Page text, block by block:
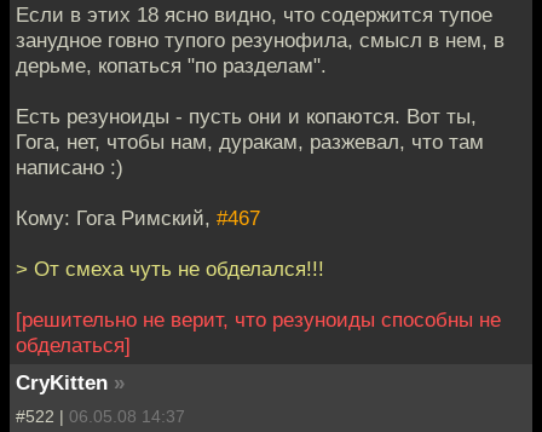
Если в этих 18 ясно видно, что содержится тупое
занудное говно тупого резунофила, смысл в нем, в
дерьме, копаться "по разделам".
Есть резуноиды - пусть они и копаются. Вот ты,
Гога, нет, чтобы нам, дуракам, разжевал, что там
написано :)
Кому: Гога Римский, #467
> От смеха чуть не обделался!!!
[решительно не верит, что резуноиды способны не
обделаться]
CryKitten »
#522 | 06.05.08 14:37